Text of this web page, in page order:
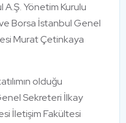
Yönetim Kurulu
ve Borsa İstanbul Genel
Murat Çetinkaya
olduğu
Sekreteri İlkay
İletişim Fakültesi